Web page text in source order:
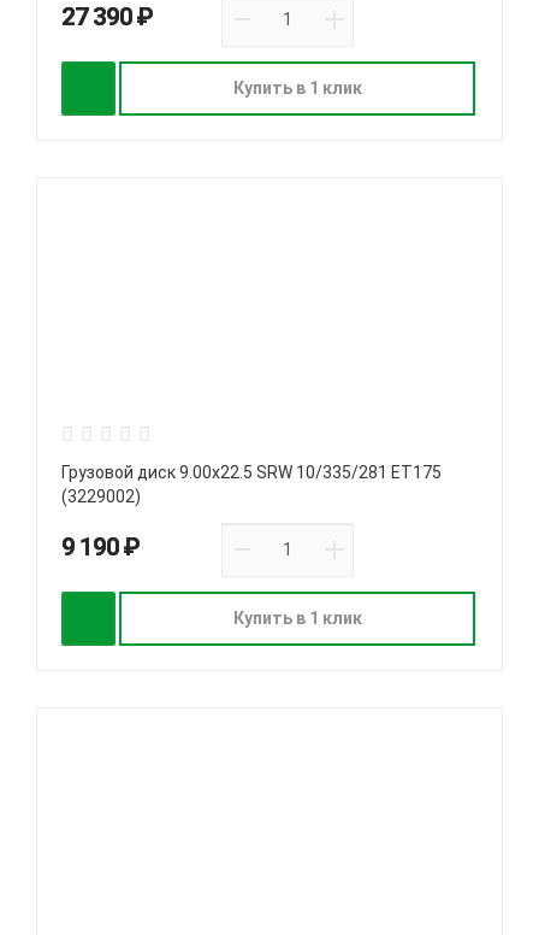
27 390 ₽
Купить в 1 клик
Грузовой диск 9.00х22.5 SRW 10/335/281 ET175
(3229002)
9 190 ₽
Купить в 1 клик